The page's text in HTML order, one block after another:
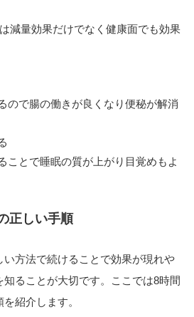
減量効果だけでなく健康面でも効果
ので腸の働きが良くなり便秘が解消
ことで睡眠の質が上がり目覚めもよ
正しい手順
い方法で続けることで効果が現れや
ることが大切です。ここでは8時間
紹介します。